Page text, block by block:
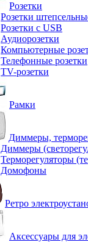
Розетки
Розетки
Розетки с USB
Аудиорозетки
Компьютерные
Телефонные розетки
TV-розетки
Рамки
Диммеры,
Диммеры
Терморегуляторы
Домофоны
Ретро
Аксессуары для